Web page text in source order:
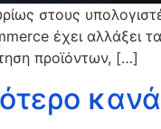
στους
έχει αλλάξει
προϊόντων, […]